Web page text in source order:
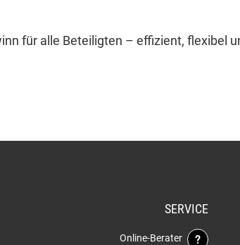
für alle Beteiligten – effizient, flexibel
SERVICE
Online-Berater